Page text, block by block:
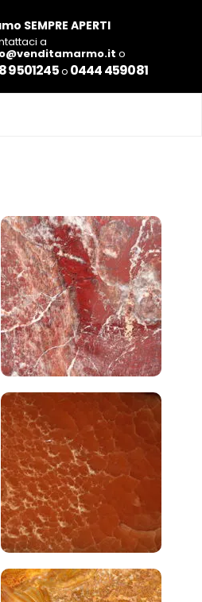
SEMPRE APERTI
a
o
9501245o 0444 459081